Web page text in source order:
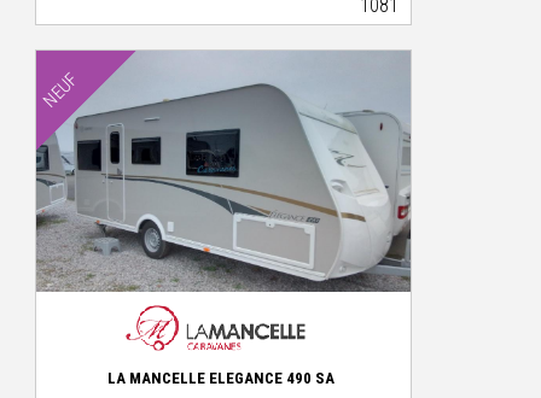
1081
NEUF
LA MANCELLE ELEGANCE 490 SA